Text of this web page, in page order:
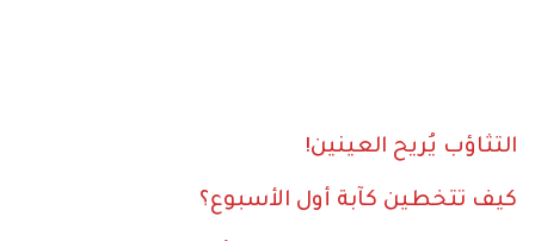
التثاؤب يُريح العينين!
كيف تتخطين كآبة أول الأسبوع؟